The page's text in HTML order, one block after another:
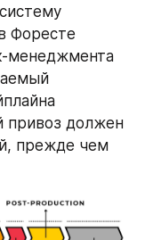
Форесте
менеджмента
привоз должен
прежде чем